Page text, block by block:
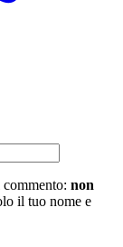
non
il tuo nome e